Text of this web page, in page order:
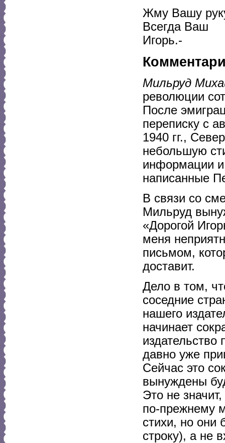
Жму Вашу
Всегда Ваш
Игорь.-
Мильруд
революции
После
переписку с
1940 гг.,
небольшую
информации и
написанные
В связи со
Мильруд
«Дорогой
меня
письмом,
доставит.
Дело в том,
соседние
нашего
начинает
давно уже
Сейчас это
вынуждены
Это не
по-прежнему
стихи, но они
строку), а не